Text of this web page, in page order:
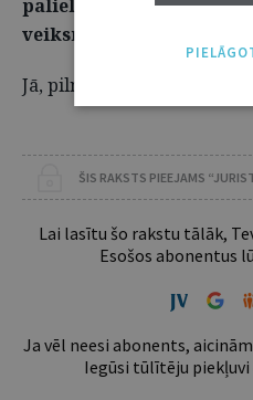
palielinājies, varētu
veiksmīgs projekts?
Jā, pilnīgi noteikti.
ŠIS RAKSTS PIEEJAMS
Lai lasītu šo rakstu tālāk,
Esošos abonentus
Ja vēl neesi abonents,
Iegūsi tūlītēju